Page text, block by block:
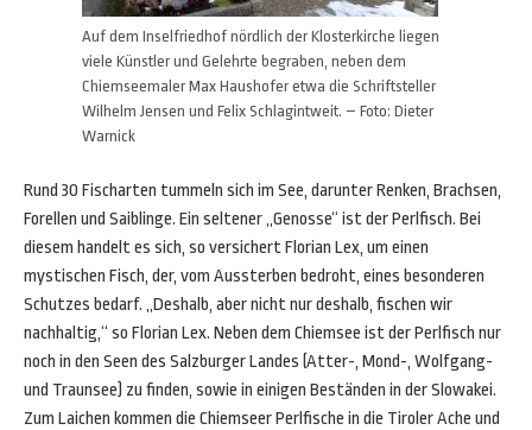
Auf dem Inselfriedhof nördlich der Klosterkirche liegen
viele Künstler und Gelehrte begraben, neben dem
Chiemseemaler Max Haushofer etwa die Schriftsteller
Wilhelm Jensen und Felix Schlagintweit. – Foto: Dieter
Warnick
Rund 30 Fischarten tummeln sich im See, darunter Renken, Brachsen,
Forellen und Saiblinge. Ein seltener „Genosse“ ist der Perlfisch. Bei
diesem handelt es sich, so versichert Florian Lex, um einen
mystischen Fisch, der, vom Aussterben bedroht, eines besonderen
Schutzes bedarf. „Deshalb, aber nicht nur deshalb, fischen wir
nachhaltig,“ so Florian Lex. Neben dem Chiemsee ist der Perlfisch nur
noch in den Seen des Salzburger Landes (Atter-, Mond-, Wolfgang-
und Traunsee) zu finden, sowie in einigen Beständen in der Slowakei.
Zum Laichen kommen die Chiemseer Perlfische in die Tiroler Ache und